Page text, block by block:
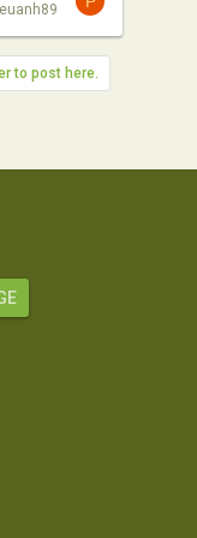
to post here.